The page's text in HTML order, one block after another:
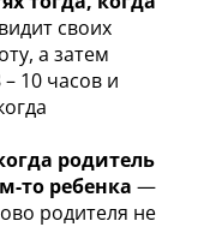
своих
а затем
10 часов и
родитель
то ребенка —
родителя не